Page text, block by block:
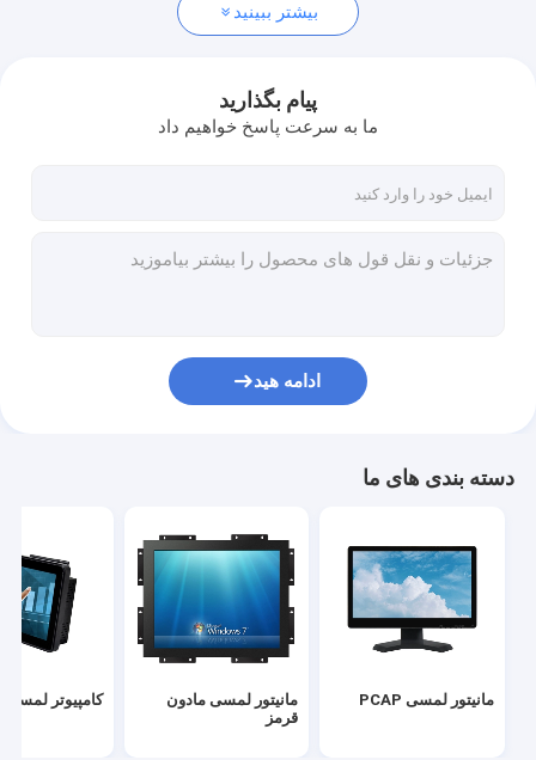
کامپیوتر لمسی AIO
صفحه نمایش لمسی PCAP
پنل ال سی دی TFT
صفحه نمایش لمسی موج آکوستیک سطحی
صفحه نمایش لمسی مقاومتی
صفحه نمایش لمسی منحنی
بیشتر ببینید
پیام بگذارید
ما به سرعت پاسخ خواهیم داد
ادامه هید
دسته بندی های ما
مانیتور لمسی PCAP
مانیتور لمسی مادون
قرمز
کامپیوتر لمسی AIO